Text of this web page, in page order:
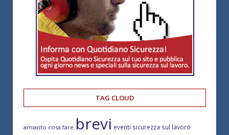
TAG CLOUD
amianto cosa fare brevi eventi sicurezza sul lavoro